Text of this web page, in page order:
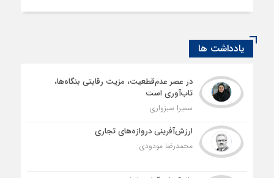
یادداشت ها
در عصر عدم‌قطعیت، مزیت رقابتی بنگاه‌ها،
تاب‌آوری است
سمیرا سبزواری
ارزش‌آفرینی دروازه‌های تجاری
محمدرضا مودودی